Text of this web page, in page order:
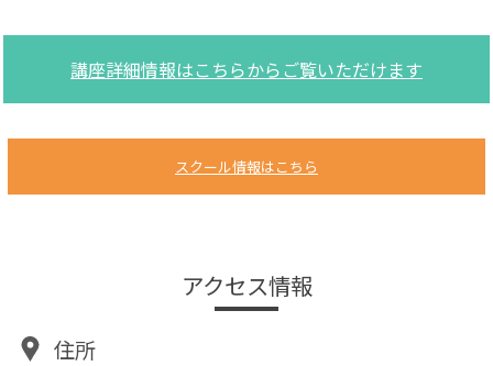
講座詳細情報はこちらからご覧いただけます
スクール情報はこちら
アクセス情報
住所